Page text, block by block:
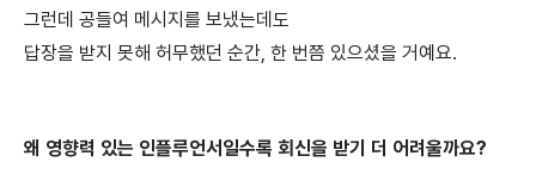
그런데 공들여 메시지를 보냈는데도
답장을 받지 못해 허무했던 순간, 한 번쯤 있으셨을 거예요.
왜 영향력 있는 인플루언서일수록 회신을 받기 더 어려울까요?